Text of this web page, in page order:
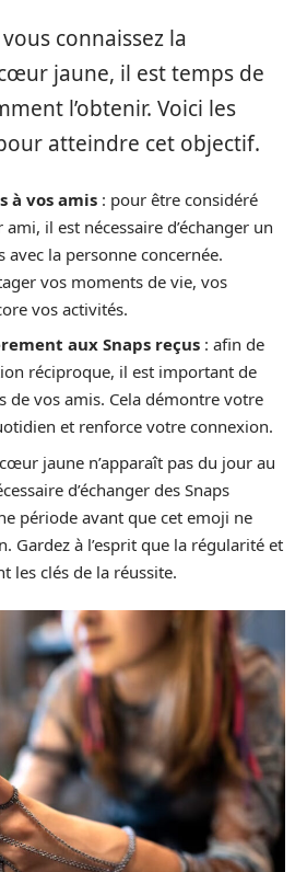
connaissez la
jaune, il est temps de
l’obtenir. Voici les
atteindre cet objectif.
à vos amis : pour être considéré
il est nécessaire d’échanger un
avec la personne concernée.
vos moments de vie, vos
vos activités.
aux Snaps reçus : afin de
réciproque, il est important de
de vos amis. Cela démontre votre
et renforce votre connexion.
jaune n’apparaît pas du jour au
d’échanger des Snaps
période avant que cet emoji ne
Gardez à l’esprit que la régularité et
les clés de la réussite.